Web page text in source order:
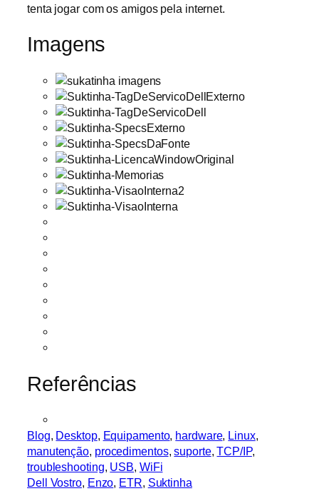
tenta jogar com os amigos pela internet.
Imagens
Referências
Blog, Desktop, Equipamento, hardware, Linux
manutenção, procedimentos, suporte, TCP/IP
troubleshooting, USB, WiFi
Dell Vostro, Enzo, ETR, Suktinha